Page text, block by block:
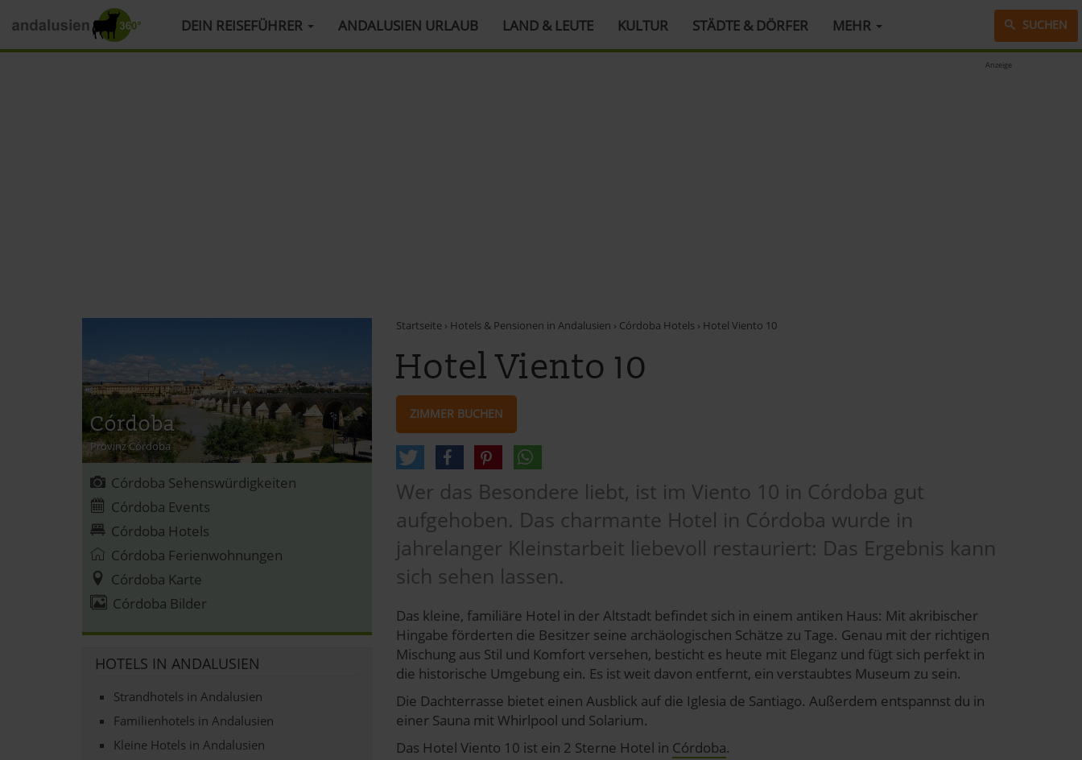
HAUPTMENÜ DEIN REISEFÜHRER ANDALUSIEN URLAUB LAND & LEUTE KULTUR STÄDTE & DÖRFER MEHR SUCHEN
Anzeige
Startseite › Hotels & Pensionen in Andalusien › Córdoba Hotels › Hotel Viento 10
Hotel Viento 10
ZIMMER BUCHEN
Wer das Besondere liebt, ist im Viento 10 in Córdoba gut
aufgehoben. Das charmante Hotel in Córdoba wurde in
jahrelanger Kleinstarbeit liebevoll restauriert: Das Ergebnis kann
sich sehen lassen.
Das kleine, familiäre Hotel in der Altstadt befindet sich in einem antiken Haus: Mit akribischer
Hingabe förderten die Besitzer seine archäologischen Schätze zu Tage. Genau mit der richtigen
Mischung aus Stil und Komfort versehen, besticht es heute mit Eleganz und fügt sich perfekt in
die historische Umgebung ein. Es ist weit davon entfernt, ein verstaubtes Museum zu sein.
Die Dachterrasse bietet einen Ausblick auf die Iglesia de Santiago. Außerdem entspannst du in
einer Sauna mit Whirlpool und Solarium.
Das Hotel Viento 10 ist ein 2 Sterne Hotel in Córdoba.
Córdoba
Provinz Córdoba
Córdoba Sehenswürdigkeiten
Córdoba Events
Córdoba Hotels
Córdoba Ferienwohnungen
Córdoba Karte
Córdoba Bilder
HOTELS IN ANDALUSIEN
Strandhotels in Andalusien
Familienhotels in Andalusien
Kleine Hotels in Andalusien